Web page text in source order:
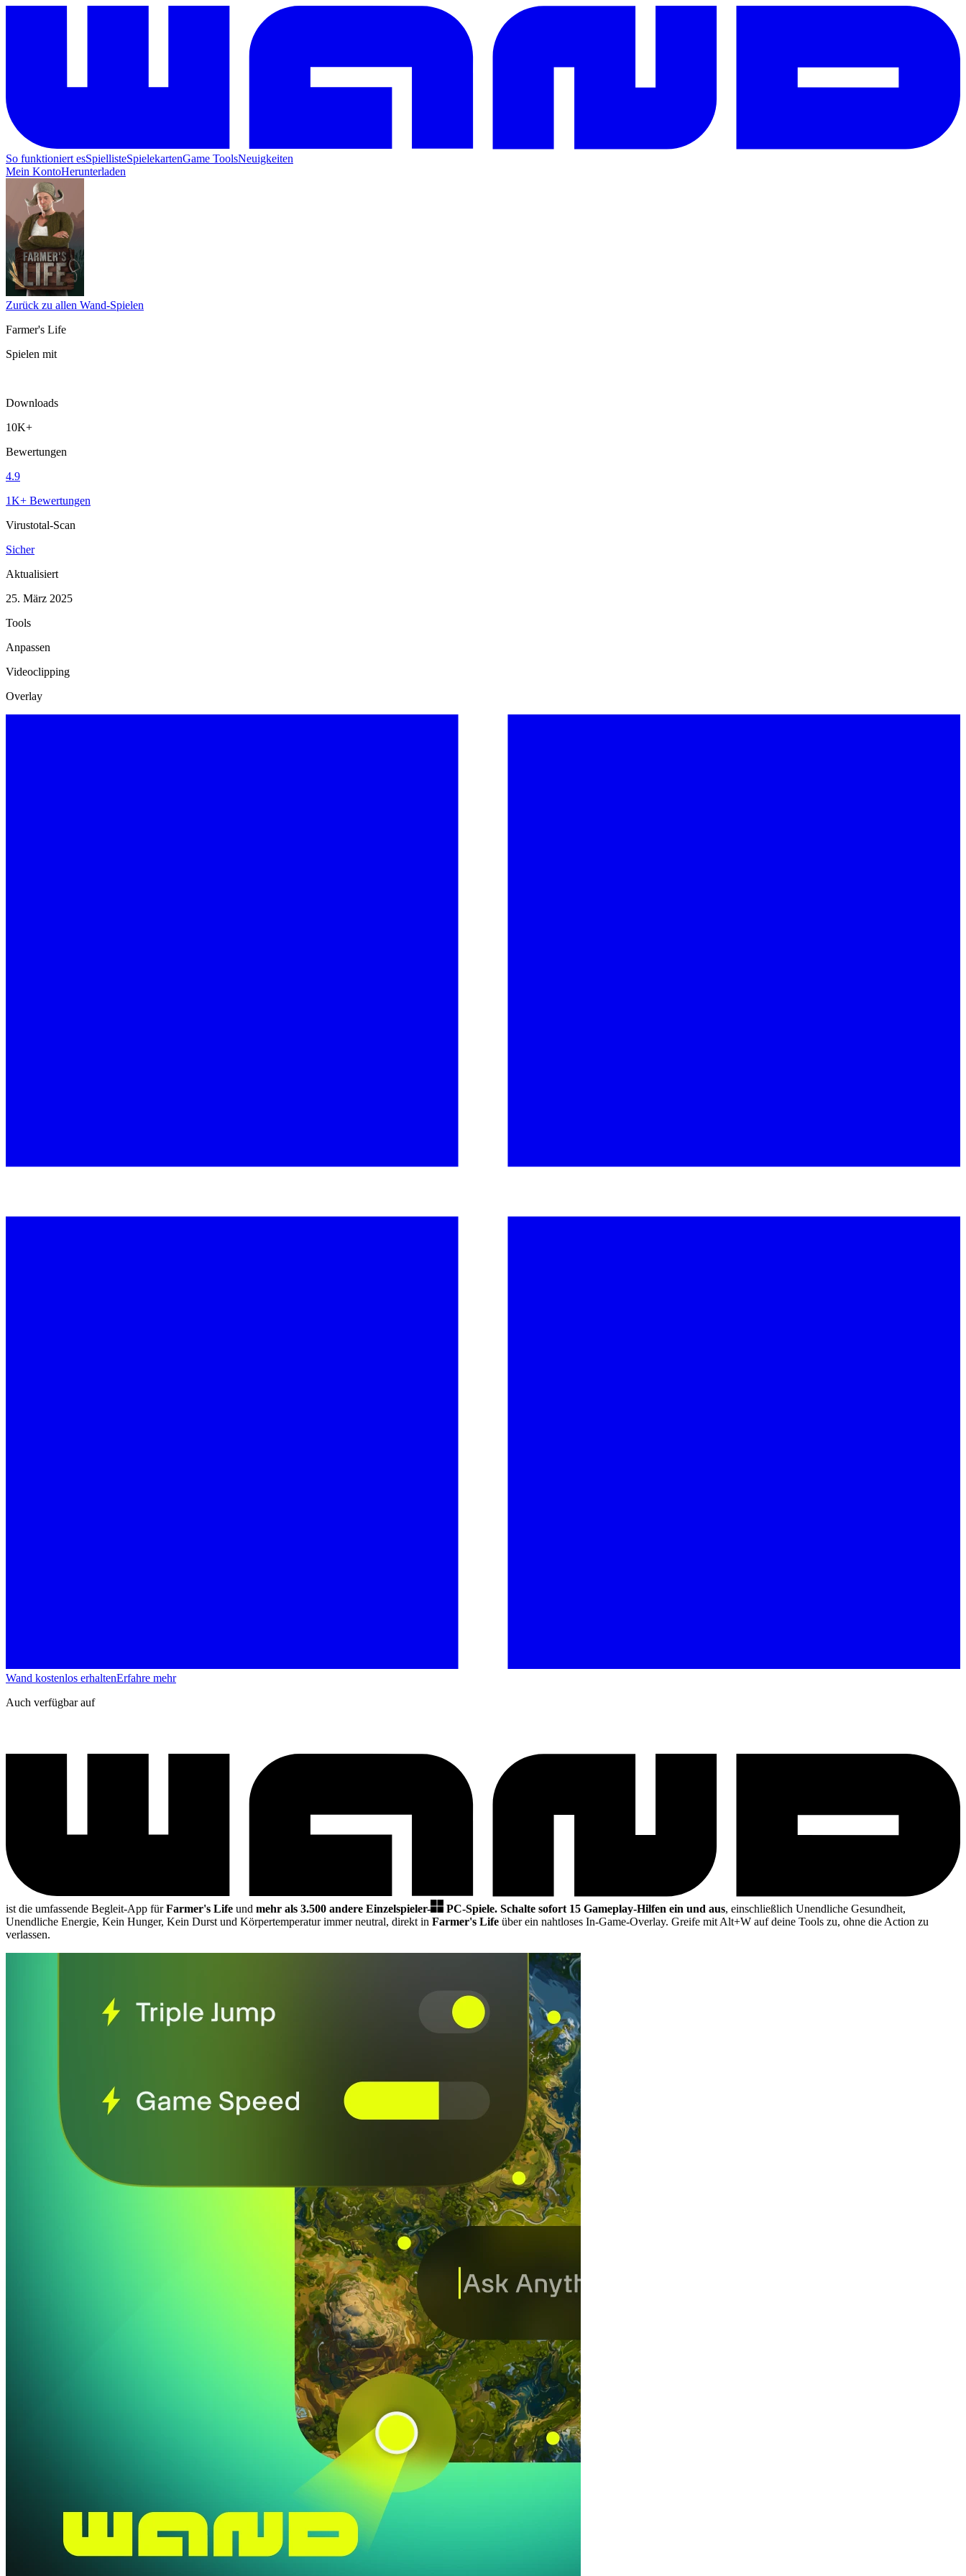
So funktioniert esSpiellisteSpielekartenGame ToolsNeuigkeiten
Mein KontoHerunterladen
Zurück zu allen Wand-Spielen
Farmer's Life
Spielen mit
Downloads
10K+
Bewertungen
4.9
1K+ Bewertungen
Virustotal-Scan
Sicher
Aktualisiert
25. März 2025
Tools
Anpassen
Videoclipping
Overlay
Wand kostenlos erhaltenErfahre mehr
Auch verfügbar auf
ist die umfassende Begleit-App fürFarmer's Life und mehr als 3.500 andere Einzelspieler- PC-Spiele. Schalte sofort 15 Gameplay-Hilfen ein und aus, einschließlich Unendliche Gesundheit,
Unendliche Energie, Kein Hunger, Kein Durst und Körpertemperatur immer neutral, direkt in Farmer's Life über ein nahtloses In-Game-Overlay. Greife mit Alt+W auf deine Tools zu, ohne die Action zu
verlassen.